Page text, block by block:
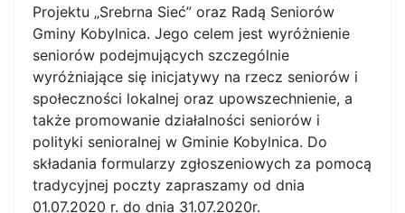
Projektu „Srebrna Sieć” oraz Radą Seniorów
Gminy Kobylnica. Jego celem jest wyróżnienie
seniorów podejmujących szczególnie
wyróżniające się inicjatywy na rzecz seniorów i
społeczności lokalnej oraz upowszechnienie, a
także promowanie działalności seniorów i
polityki senioralnej w Gminie Kobylnica. Do
składania formularzy zgłoszeniowych za pomocą
tradycyjnej poczty zapraszamy od dnia
01.07.2020 r. do dnia 31.07.2020r.